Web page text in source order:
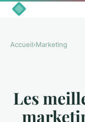
Accueil›Marketing
Les